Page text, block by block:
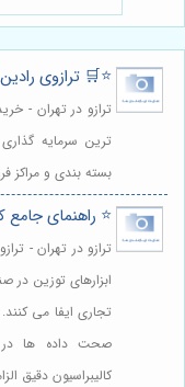
⭐️🛒 ترازوی
ترازو در تهران -
ترین سرمایه
بسته بندی و
⭐️ راهنمای
ترازو در تهران -
ابزارهای توزین
تجاری ایفا می
صحت داده ها در
کالیبراسیون دقیق